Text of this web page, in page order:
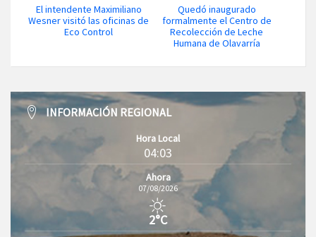
El intendente Maximiliano
Wesner visitó las oficinas de
Eco Control
Quedó inaugurado
formalmente el Centro de
Recolección de Leche
Humana de Olavarría
INFORMACIÓN REGIONAL
Hora Local
04:03
Ahora
07/08/2026
2°C